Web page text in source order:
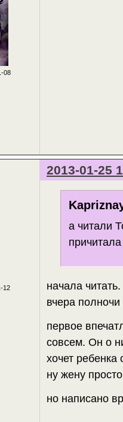
08
2013-01-25
12
а читали
начала читать.
вчера полночи
первое
совсем. Он о
хочет ребенка
ну жену
но написано